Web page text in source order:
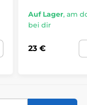
Auf Lager, am
bei dir
23 €